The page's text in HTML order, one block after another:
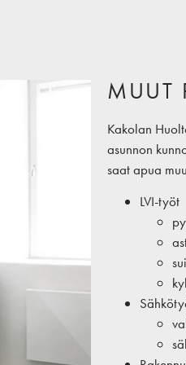
MUUT
Kakolan
asunnon
saat apua
LVI-työt